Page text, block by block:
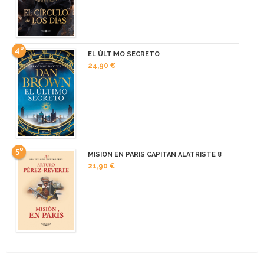
EL ÚLTIMO SECRETO
24,90 €
4º
MISION EN PARIS CAPITAN ALATRISTE 8
21,90 €
5º